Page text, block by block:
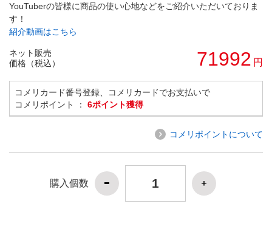
YouTuberの皆様に商品の使い心地などをご紹介いただいておりま
す！
紹介動画はこちら
ネット販売
価格（税込）
71992 円
コメリカード番号登録、コメリカードでお支払いで
コメリポイント ： 6ポイント獲得
コメリポイントについて
購入個数